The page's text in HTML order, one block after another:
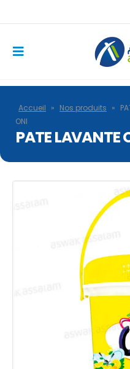
Accueil » Nos produits »
ONI
PATE LAVANTE